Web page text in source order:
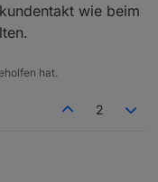
wie beim
hat.
2